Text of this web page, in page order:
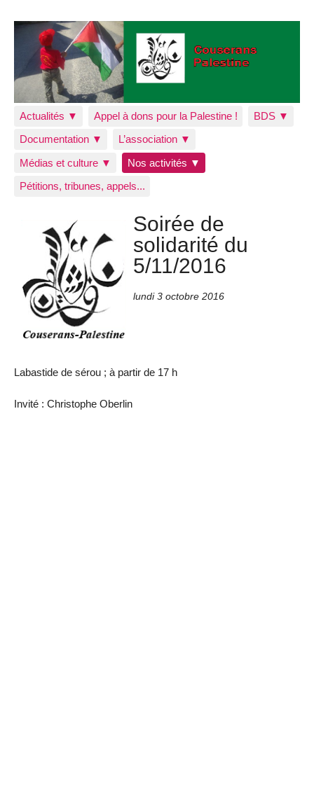
Actualités ▼ Appel à dons pour la Palestine !
BDS ▼
Documentation ▼
L’association ▼
Médias et culture ▼
Nos activités ▼
Pétitions, tribunes, appels...
Soirée de
solidarité du
5/11/2016
lundi 3 octobre 2016
Labastide de sérou ; à partir de 17 h
Invité : Christophe Oberlin